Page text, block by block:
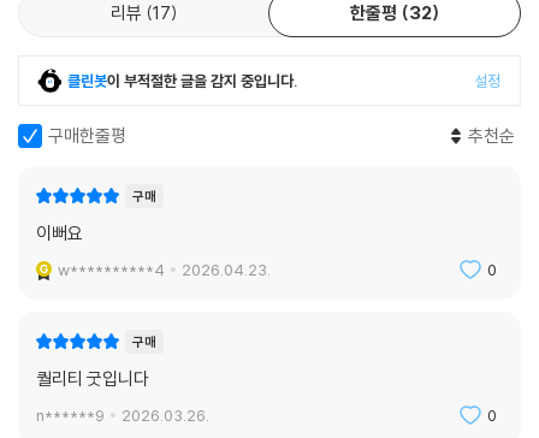
리뷰 17 한줄평 32
클린봇이 부적절한 글을 감지 중입니다. 설정
구매한줄평 추천순
구매
이뻐요
w**********4 2026.04.23. 0
구매
퀄리티 굿입니다
n******9 2026.03.26. 0